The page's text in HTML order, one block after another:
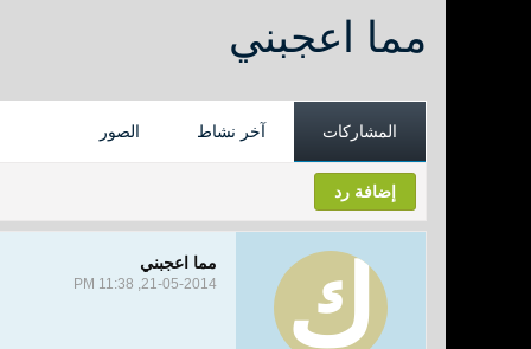
مما اعجبني
المشاركات آخر نشاط الصور
إضافة رد
مما اعجبني
21-05-2014, 11:38 PM